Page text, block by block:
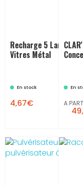
Recharge 5 Lames
Vitres Métal
En stock
4,67€
En
A